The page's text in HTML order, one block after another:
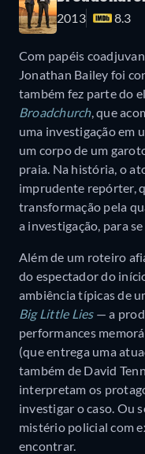
2013 8.3
Com papéis
Jonathan Bailey foi
também fez parte do
Broadchurch, que
uma investigação em
um corpo de um
praia. Na história, o
imprudente repórter,
transformação pela
a investigação, para
Além de um roteiro
do espectador do
ambiência típicas de
Big Little Lies— a
performances
(que entrega uma
também de David
interpretam os
investigar o caso. Ou
mistério policial com
encontrar.